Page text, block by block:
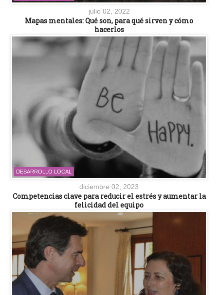
julio 02, 2022
Mapas mentales: Qué son, para qué sirven y cómo
hacerlos
DESARROLLO LOCAL
diciembre 02, 2023
Competencias clave para reducir el estrés y aumentar la
felicidad del equipo